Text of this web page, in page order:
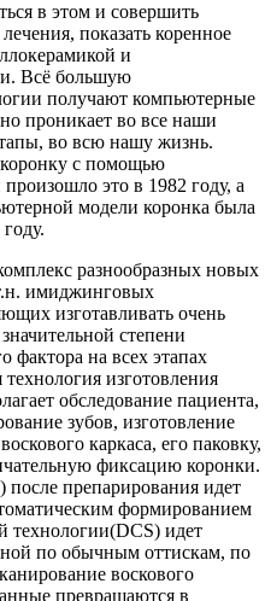
в этом и совершить
показать коренное
и
Всё большую
получают компьютерные
проникает во все наши
во всю нашу жизнь.
с помощью
это в 1982 году, а
модели коронка была
разнообразных новых
имиджинговых
изготавливать очень
степени
фактора на всех этапах
изготовления
обследование пациента,
зубов, изготовление
каркаса, его паковку,
фиксацию коронки.
препарирования идет
формированием
технологии(DCS) идет
по обычным оттискам, по
воскового
превращаются в